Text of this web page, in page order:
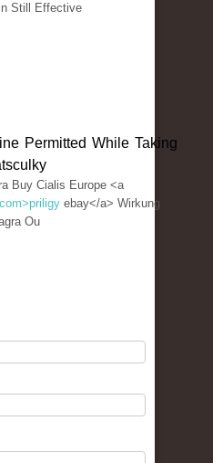
Still Effective
Permitted While Taking
Buy Cialis Europe <a
ebay</a> Wirkung
Ou